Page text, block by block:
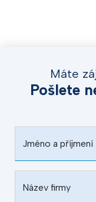
Máte
Pošlete
Jméno a příjmení
Název firmy